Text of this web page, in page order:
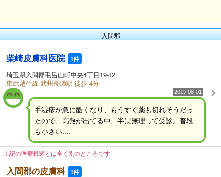
入間郡
柴崎皮膚科医院 1件
埼玉県入間郡毛呂山町中央4丁目19-12
東武越生線 武州長瀬駅 徒歩 4分
2019-08-01
手湿疹が急に酷くなり、もうすぐ薬も切れそうだっ
たので、高熱が出てる中、半ば無理して受診。普段
も小さい....
上記の医療機関とは全く別のところです
入間郡の皮膚科 1件